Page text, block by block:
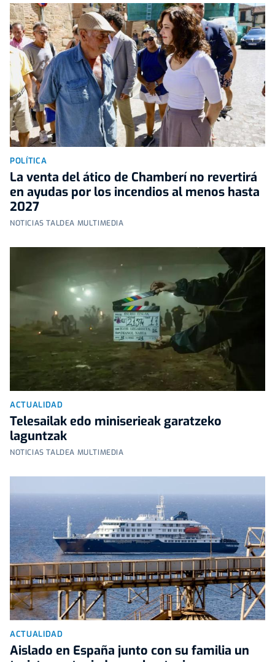
POLÍTICA
La venta del ático de Chamberí no revertirá
en ayudas por los incendios al menos hasta
2027
NOTICIAS TALDEA MULTIMEDIA
ACTUALIDAD
Telesailak edo miniserieak garatzeko
laguntzak
NOTICIAS TALDEA MULTIMEDIA
ACTUALIDAD
Aislado en España junto con su familia un